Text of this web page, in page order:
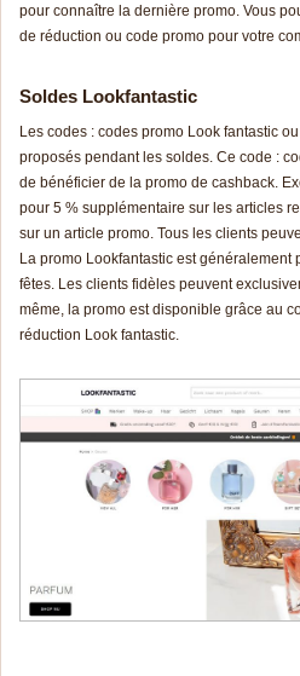
pour connaître la dernière promo. Vous
de réduction ou code promo pour votre
Soldes Lookfantastic
Les codes : codes promo Look fantastic
proposés pendant les soldes. Ce code :
de bénéficier de la promo de cashback.
pour 5 % supplémentaire sur les articles
sur un article promo. Tous les clients
La promo Lookfantastic est généralement
fêtes. Les clients fidèles peuvent
même, la promo est disponible grâce au
réduction Look fantastic.